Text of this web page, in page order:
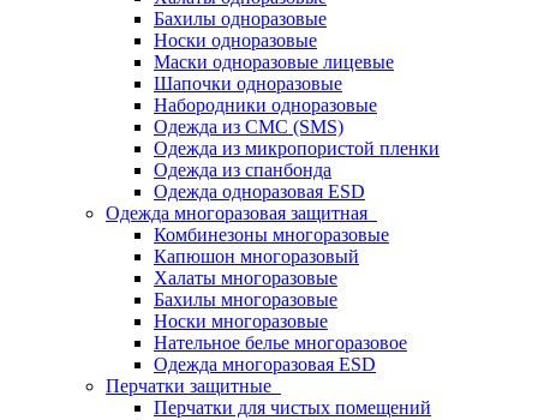
Бахилы одноразовые
Носки одноразовые
Маски одноразовые лицевые
Шапочки одноразовые
Набородники одноразовые
Одежда из СМС (SMS)
Одежда из микропористой пленки
Одежда из спанбонда
Одежда одноразовая ESD
Одежда многоразовая защитная
Комбинезоны многоразовые
Капюшон многоразовый
Халаты многоразовые
Бахилы многоразовые
Носки многоразовые
Нательное белье многоразовое
Одежда многоразовая ESD
Перчатки защитные
Перчатки для чистых помещений